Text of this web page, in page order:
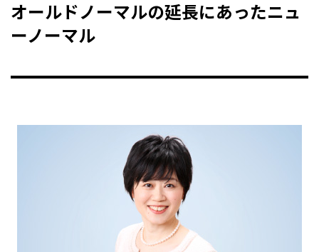
オールドノーマルの延長にあったニュ
ーノーマル